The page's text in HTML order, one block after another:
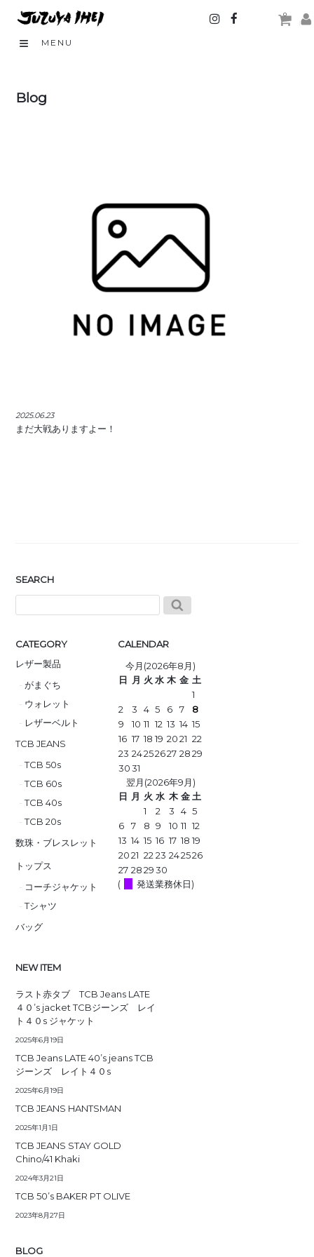
0
MENU
Blog
2025.06.23
まだ大戦ありますよー！
SEARCH
CATEGORY
レザー製品
がまぐち
ウォレット
レザーベルト
TCB JEANS
TCB 50s
TCB 60s
TCB 40s
TCB 20s
数珠・ブレスレット
トップス
コーチジャケット
Tシャツ
バッグ
CALENDAR
今月(2026年8月)
日 月 火 水 木 金 土
1
2
3 4 5 6 7
8
9
10 11 12 13 14 15
16 17 18 19 20 21 22
23 24252627 28 29
30 31
翌月(2026年9月)
日 月 火 水 木 金 土
1
2 3 4 5
6
7 8 9 10 11 12
13 14 15 16 17 18 19
20 21 22 23 242526
27 28 29 30
(
発送業務休日)
NEW ITEM
ラスト赤タブ TCB Jeans LATE
４０’s jacket TCBジーンズ レイ
ト４０s ジャケット
2025年6月19日
TCB Jeans LATE 40’s jeans TCB
ジーンズ レイト４０s
2025年6月19日
TCB JEANS HANTSMAN
2025年1月1日
TCB JEANS STAY GOLD
Chino/41 Khaki
2024年3月21日
TCB 50’s BAKER PT OLIVE
2023年8月27日
BLOG